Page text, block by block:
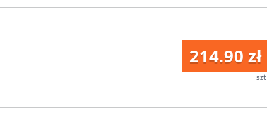
214.90 zł
szt